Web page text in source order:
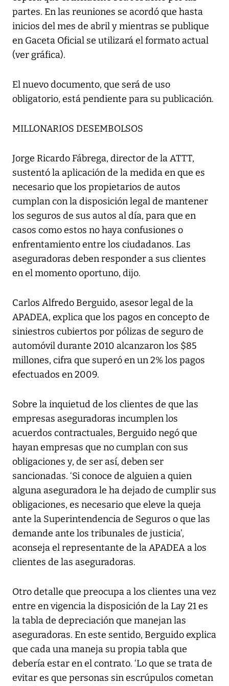
partes. En las reuniones se acordó que hasta
inicios del mes de abril y mientras se publique
en Gaceta Oficial se utilizará el formato actual
(ver gráfica).
El nuevo documento, que será de uso
obligatorio, está pendiente para su publicación.
MILLONARIOS DESEMBOLSOS
Jorge Ricardo Fábrega, director de la ATTT,
sustentó la aplicación de la medida en que es
necesario que los propietarios de autos
cumplan con la disposición legal de mantener
los seguros de sus autos al día, para que en
casos como estos no haya confusiones o
enfrentamiento entre los ciudadanos. Las
aseguradoras deben responder a sus clientes
en el momento oportuno, dijo.
Carlos Alfredo Berguido, asesor legal de la
APADEA, explica que los pagos en concepto de
siniestros cubiertos por pólizas de seguro de
automóvil durante 2010 alcanzaron los $85
millones, cifra que superó en un 2% los pagos
efectuados en 2009.
Sobre la inquietud de los clientes de que las
empresas aseguradoras incumplen los
acuerdos contractuales, Berguido negó que
hayan empresas que no cumplan con sus
obligaciones y, de ser así, deben ser
sancionadas. ‘Si conoce de alguien a quien
alguna aseguradora le ha dejado de cumplir sus
obligaciones, es necesario que eleve la queja
ante la Superintendencia de Seguros o que las
demande ante los tribunales de justicia’,
aconseja el representante de la APADEA a los
clientes de las aseguradoras.
Otro detalle que preocupa a los clientes una vez
entre en vigencia la disposición de la Lay 21 es
la tabla de depreciación que manejan las
aseguradoras. En este sentido, Berguido explica
que cada una maneja su propia tabla que
debería estar en el contrato. ‘Lo que se trata de
evitar es que personas sin escrúpulos cometan